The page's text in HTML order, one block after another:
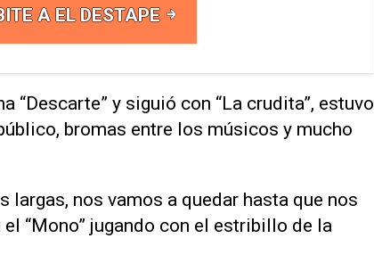
A EL DESTAPE
“Descarte” y siguió con “La crudita”, estuvo
bromas entre los músicos y mucho
largas, nos vamos a quedar hasta que nos
“Mono” jugando con el estribillo de la